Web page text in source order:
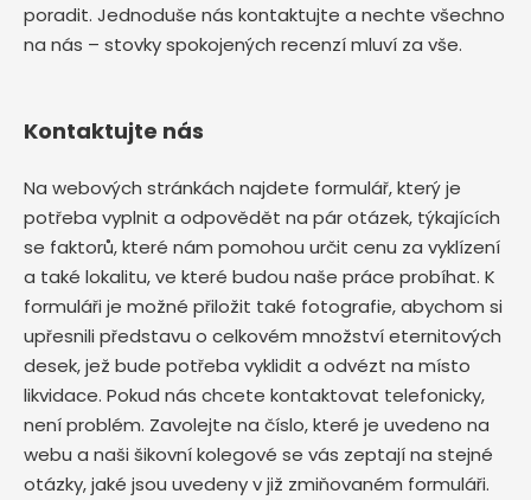
poradit. Jednoduše nás kontaktujte a nechte všechno
na nás – stovky spokojených recenzí mluví za vše.
Kontaktujte nás
Na webových stránkách najdete formulář, který je
potřeba vyplnit a odpovědět na pár otázek, týkajících
se faktorů, které nám pomohou určit cenu za vyklízení
a také lokalitu, ve které budou naše práce probíhat. K
formuláři je možné přiložit také fotografie, abychom si
upřesnili představu o celkovém množství eternitových
desek, jež bude potřeba vyklidit a odvézt na místo
likvidace. Pokud nás chcete kontaktovat telefonicky,
není problém. Zavolejte na číslo, které je uvedeno na
webu a naši šikovní kolegové se vás zeptají na stejné
otázky, jaké jsou uvedeny v již zmiňovaném formuláři.